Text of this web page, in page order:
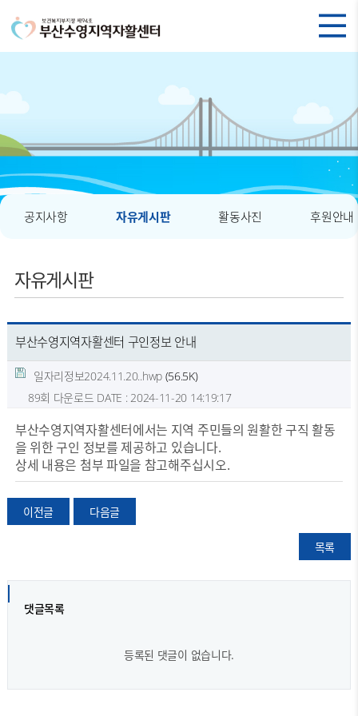
공지사항 자유게시판 활동사진 후원안내
자유게시판
부산수영지역자활센터 구인정보 안내
일자리정보2024.11.20..hwp(56.5K)
89회 다운로드 DATE : 2024-11-20 14:19:17
부산수영지역자활센터에서는 지역 주민들의 원활한 구직 활동
을 위한 구인 정보를 제공하고 있습니다.
상세 내용은 첨부 파일을 참고해주십시오.
이전글 다음글
목록
댓글목록
등록된 댓글이 없습니다.